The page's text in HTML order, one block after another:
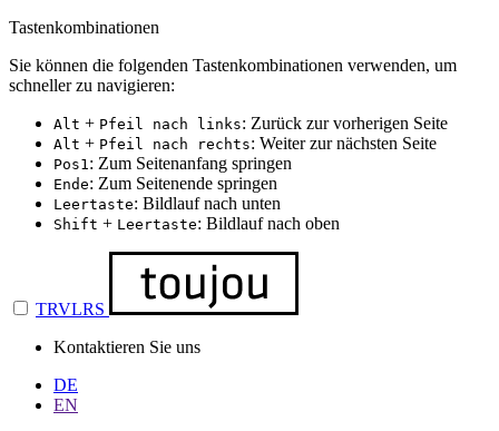
Tastenkombinationen
Sie können die folgenden Tastenkombinationen verwenden, um
schneller zu navigieren:
Alt + Pfeil nach links: Zurück zur vorherigen Seite
Alt + Pfeil nach rechts: Weiter zur nächsten Seite
Pos1: Zum Seitenanfang springen
Ende: Zum Seitenende springen
Leertaste: Bildlauf nach unten
Shift + Leertaste: Bildlauf nach oben
TRVLRS
Kontaktieren Sie uns
DE
EN